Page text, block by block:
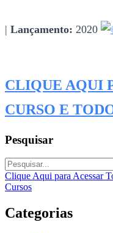
| Lançamento: 2020
CLIQUE AQUI
CURSO E
Pesquisar
Clique Aqui para Acessar
Cursos
Categorias